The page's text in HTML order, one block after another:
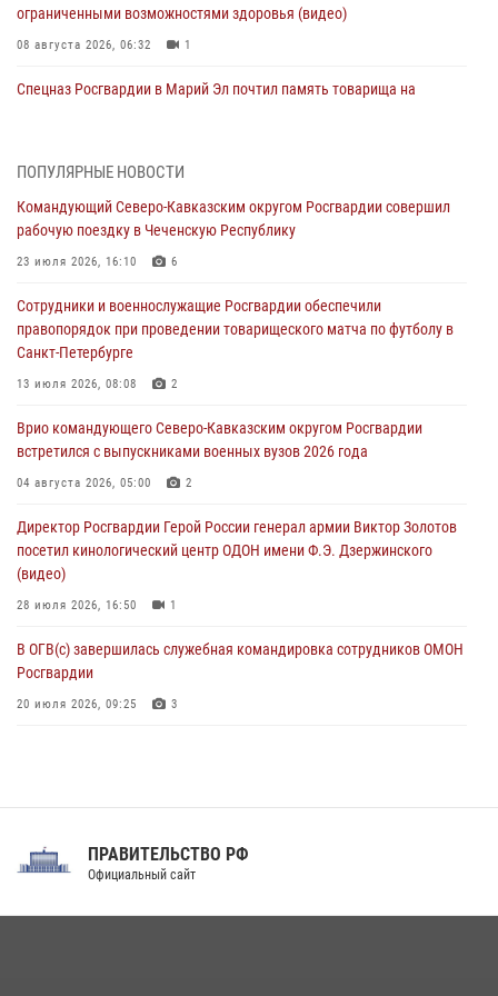
ограниченными возможностями здоровья (видео)
08 августа 2026, 06:32 1
Спецназ Росгвардии в Марий Эл почтил память товарища на
турнирами, мастер-классами и легкоатлетическими забегами
08 августа 2026, 06:03
региональные газеты и поддержку земляков
08 августа 2026, 05:00
Кинологи Росгвардии со всей страны приступили к новому курсу
08 августа 2026, 05:00 3
Комплексные проверки безопасности объектов образования с
08 августа 2026, 04:01
ПОПУЛЯРНЫЕ НОВОСТИ
Командующий Северо-Кавказским округом Росгвардии совершил
рабочую поездку в Чеченскую Республику
23 июля 2026, 16:10 6
Сотрудники и военнослужащие Росгвардии обеспечили
правопорядок при проведении товарищеского матча по футболу в
Санкт-Петербурге
13 июля 2026, 08:08 2
Врио командующего Северо-Кавказским округом Росгвардии
встретился с выпускниками военных вузов 2026 года
04 августа 2026, 05:00 2
Директор Росгвардии Герой России генерал армии Виктор Золотов
посетил кинологический центр ОДОН имени Ф.Э. Дзержинского
(видео)
28 июля 2026, 16:50 1
В ОГВ(с) завершилась служебная командировка сотрудников ОМОН
Росгвардии
20 июля 2026, 09:25 3
Праздник «Один день с Росгвардией» к 105-летию Центрального
ПРАВИТЕЛЬСТВО РФ
Официальный сайт